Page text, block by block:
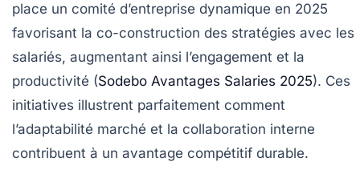
place un comité d’entreprise dynamique en 2025
favorisant la co-construction des stratégies avec les
salariés, augmentant ainsi l’engagement et la
productivité (Sodebo Avantages Salaries 2025). Ces
initiatives illustrent parfaitement comment
l’adaptabilité marché et la collaboration interne
contribuent à un avantage compétitif durable.